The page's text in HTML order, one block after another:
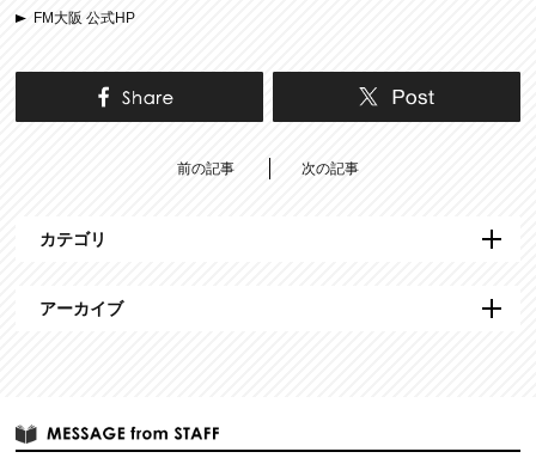
FM大阪 公式HP
前の記事 次の記事
カテゴリ
アーカイブ